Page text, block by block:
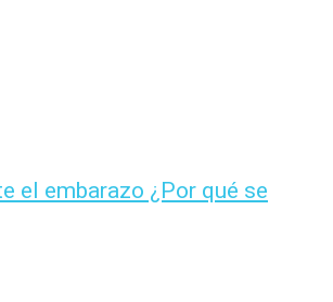
el embarazo ¿Por qué se